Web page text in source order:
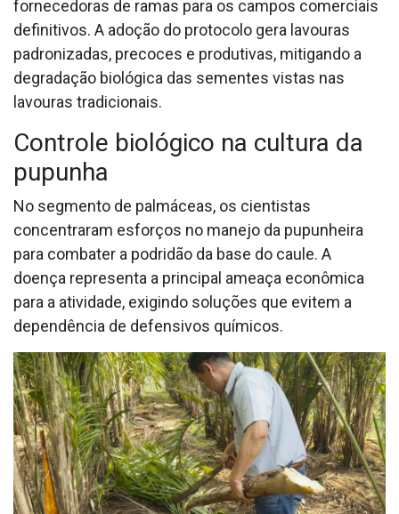
fornecedoras de ramas para os campos comerciais
definitivos. A adoção do protocolo gera lavouras
padronizadas, precoces e produtivas, mitigando a
degradação biológica das sementes vistas nas
lavouras tradicionais.
Controle biológico na cultura da
pupunha
No segmento de palmáceas, os cientistas
concentraram esforços no manejo da pupunheira
para combater a podridão da base do caule. A
doença representa a principal ameaça econômica
para a atividade, exigindo soluções que evitem a
dependência de defensivos químicos.